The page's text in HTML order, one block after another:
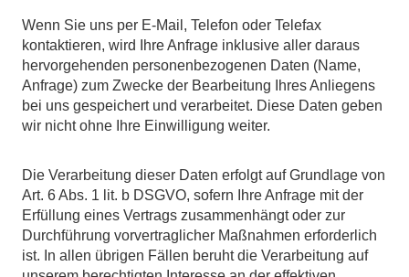
Wenn Sie uns per E-Mail, Telefon oder Telefax
kontaktieren, wird Ihre Anfrage inklusive aller daraus
hervorgehenden personenbezogenen Daten (Name,
Anfrage) zum Zwecke der Bearbeitung Ihres Anliegens
bei uns gespeichert und verarbeitet. Diese Daten geben
wir nicht ohne Ihre Einwilligung weiter.
Die Verarbeitung dieser Daten erfolgt auf Grundlage von
Art. 6 Abs. 1 lit. b DSGVO, sofern Ihre Anfrage mit der
Erfüllung eines Vertrags zusammenhängt oder zur
Durchführung vorvertraglicher Maßnahmen erforderlich
ist. In allen übrigen Fällen beruht die Verarbeitung auf